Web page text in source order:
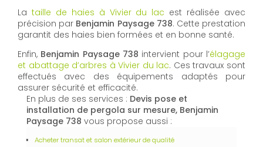
La taille de haies à Vivier du lac est réalisée avec
précision par Benjamin Paysage 738. Cette prestation
garantit des haies bien formées et en bonne santé.
Enfin, Benjamin Paysage 738 intervient pour l’élagage
et abattage d’arbres à Vivier du lac. Ces travaux sont
effectués avec des équipements adaptés pour
assurer sécurité et efficacité.
En plus de ses services : Devis pose et
installation de pergola sur mesure, Benjamin
Paysage 738 vous propose aussi :
Acheter transat et salon extérieur de qualité